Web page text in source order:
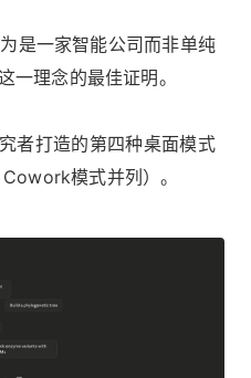
是一家智能公司而非单纯
一理念的最佳证明。
者打造的第四种桌面模式
模式并列）。